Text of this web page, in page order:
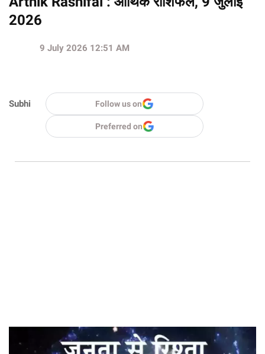
2026
Subhi
9 July 2026 12:51 AM
Follow us on
Preferred on